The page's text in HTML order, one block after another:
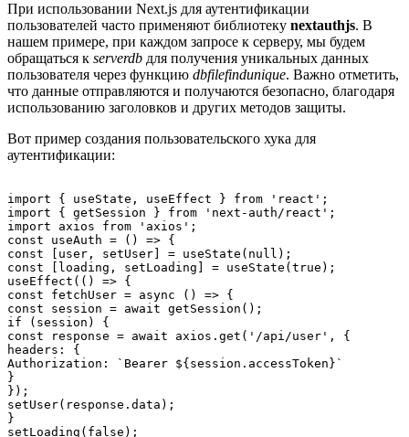
При использовании Next.js для аутентификации
пользователей часто применяют библиотеку nextauthjs. В
нашем примере, при каждом запросе к серверу, мы будем
обращаться к serverdb для получения уникальных данных
пользователя через функцию dbfilefindunique. Важно отметить,
что данные отправляются и получаются безопасно, благодаря
использованию заголовков и других методов защиты.
Вот пример создания пользовательского хука для
аутентификации:
import { useState, useEffect } from 'react';
import { getSession } from 'next-auth/react';
import axios from 'axios';
const useAuth = () => {
const [user, setUser] = useState(null);
const [loading, setLoading] = useState(true);
useEffect(() => {
const fetchUser = async () => {
const session = await getSession();
if (session) {
const response = await axios.get('/api/user', {
headers: {
Authorization: `Bearer ${session.accessToken}`
}
});
setUser(response.data);
}
setLoading(false);